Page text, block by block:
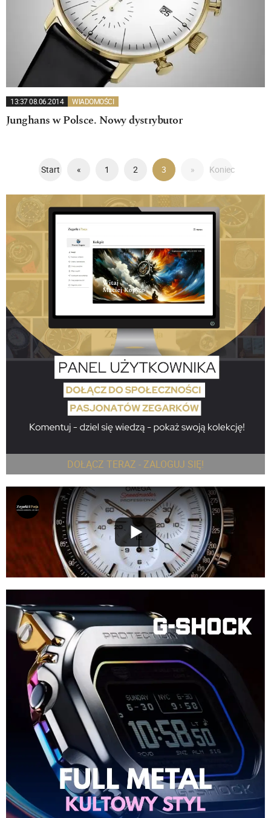
13:37 08.06.2014 WIADOMOŚCI
Junghans w Polsce. Nowy dystrybutor
Start « 1 2 3 » Koniec
DOŁĄCZ TERAZ - ZALOGUJ SIĘ!